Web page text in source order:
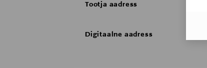
Tootja aadress
Digitaalne aadress